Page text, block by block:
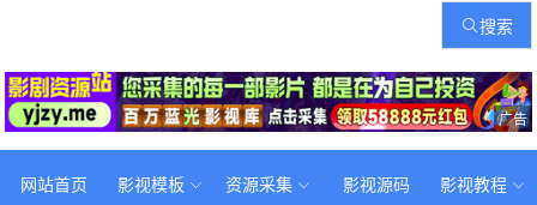
搜索
广告
网站首页 影视模板 资源采集 影视源码 影视教程